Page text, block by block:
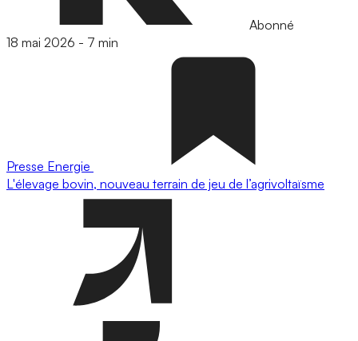
Abonné
18 mai 2026 - 7 min
Presse Energie
L'élevage bovin, nouveau terrain de jeu de l’agrivoltaïsme